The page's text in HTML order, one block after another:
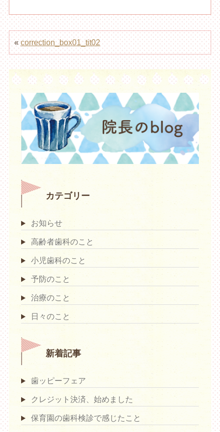
«correction_box01_tit02
カテゴリー
お知らせ
高齢者歯科のこと
小児歯科のこと
予防のこと
治療のこと
日々のこと
新着記事
歯ッピーフェア
クレジット決済、始めました
保育園の歯科検診で感じたこと